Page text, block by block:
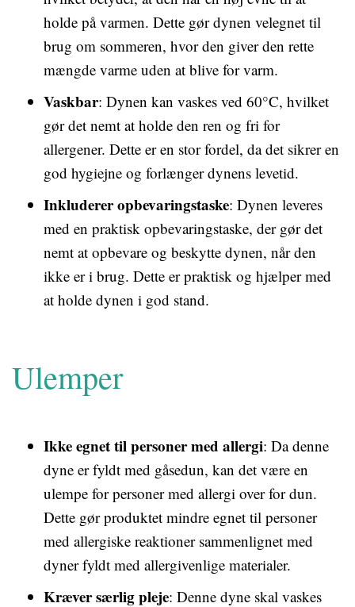
holde på varmen. Dette gør dynen velegnet til
brug om sommeren, hvor den giver den rette
mængde varme uden at blive for varm.
Vaskbar: Dynen kan vaskes ved 60°C, hvilket
gør det nemt at holde den ren og fri for
allergener. Dette er en stor fordel, da det sikrer en
god hygiejne og forlænger dynens levetid.
Inkluderer opbevaringstaske: Dynen leveres
med en praktisk opbevaringstaske, der gør det
nemt at opbevare og beskytte dynen, når den
ikke er i brug. Dette er praktisk og hjælper med
at holde dynen i god stand.
Ulemper
Ikke egnet til personer med allergi: Da denne
dyne er fyldt med gåsedun, kan det være en
ulempe for personer med allergi over for dun.
Dette gør produktet mindre egnet til personer
med allergiske reaktioner sammenlignet med
dyner fyldt med allergivenlige materialer.
Kræver særlig pleje: Denne dyne skal vaskes